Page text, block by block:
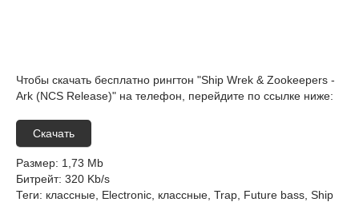
Чтобы скачать бесплатно рингтон "Ship Wrek & Zookeepers -
Ark (NCS Release)" на телефон, перейдите по ссылке ниже:
Скачать
Размер: 1,73 Mb
Битрейт: 320 Kb/s
Теги: классные, Electronic, классные, Trap, Future bass, Ship